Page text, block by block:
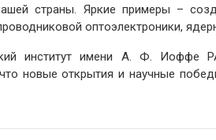
страны. Яркие примеры –
оптоэлектроники,
институт имени А. Ф. Иоффе
новые открытия и научные